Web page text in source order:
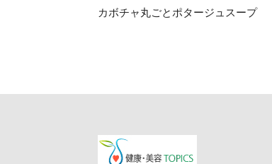
カボチャ丸ごとポタージュスープ